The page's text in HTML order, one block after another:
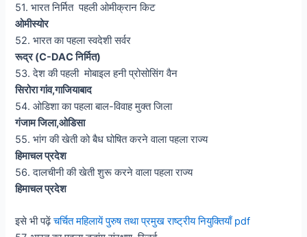
51. भारत निर्मित पहली ओमीक्रान किट
ओमीस्योर
52. भारत का पहला स्वदेशी सर्वर
रूद्र (C-DAC निर्मित)
53. देश की पहली मोबाइल हनी प्रोसोसिंग वैन
सिरोरा गांव,गाजियाबाद
54. ओडिशा का पहला बाल-विवाह मुक्त जिला
गंजाम जिला,ओडिसा
55. भांग की खेती को बैध घोषित करने वाला पहला राज्य
हिमाचल प्रदेश
56. दालचीनी की खेती शुरू करने वाला पहला राज्य
हिमाचल प्रदेश
इसे भी पढ़ेंचर्चित महिलायें पुरुष तथा प्रमुख राष्ट्रीय नियुक्तियाँ pdf